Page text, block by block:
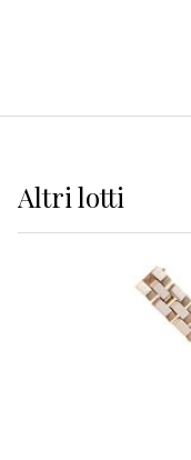
Altrilotti